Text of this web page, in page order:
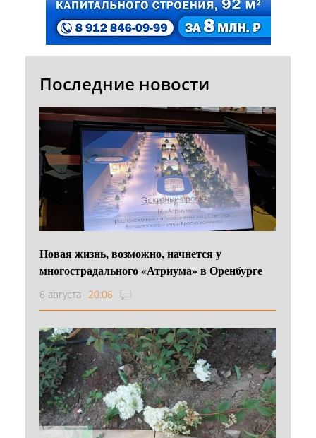
Последние новости
Новая жизнь, возможно, начнется у
многострадального «Атриума» в Оренбурге
6 августа 20:06